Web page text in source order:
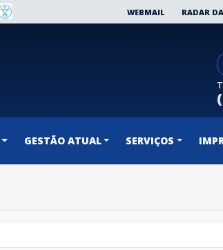
WEBMAIL RADAR
GESTÃO ATUAL SERVIÇOS